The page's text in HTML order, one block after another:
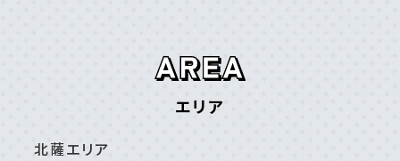
エリア
北薩エリア